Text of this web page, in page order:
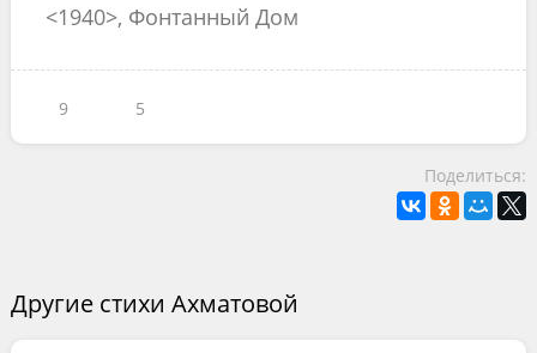
<1940>, Фонтанный Дом
9 5
Поделиться:
Другие стихи Ахматовой